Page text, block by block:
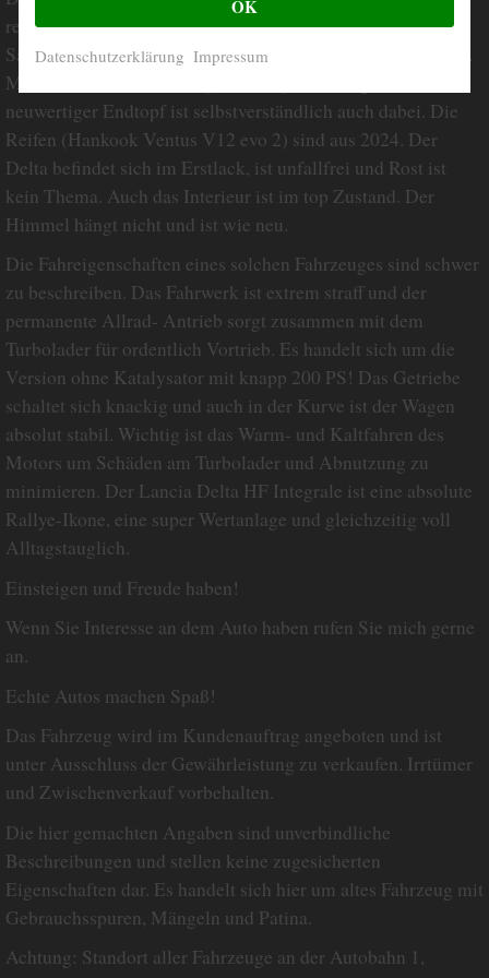
revidiert. Der Unterboden wurde mit Trockeneis gereinigt.
Sämtliche Bremsleitungen sowie der Auspuff sind auch neu.
Montiert ist zur Zeit ein Sportendtopf. Ein originaler,
neuwertiger Endtopf ist selbstverständlich auch dabei. Die
Reifen (Hankook Ventus V12 evo 2) sind aus 2024. Der
Delta befindet sich im Erstlack, ist unfallfrei und Rost ist
kein Thema. Auch das Interieur ist im top Zustand. Der
Himmel hängt nicht und ist wie neu.
Die Fahreigenschaften eines solchen Fahrzeuges sind schwer
zu beschreiben. Das Fahrwerk ist extrem straff und der
permanente Allrad- Antrieb sorgt zusammen mit dem
Turbolader für ordentlich Vortrieb. Es handelt sich um die
Version ohne Katalysator mit knapp 200 PS! Das Getriebe
schaltet sich knackig und auch in der Kurve ist der Wagen
absolut stabil. Wichtig ist das Warm- und Kaltfahren des
Motors um Schäden am Turbolader und Abnutzung zu
minimieren. Der Lancia Delta HF Integrale ist eine absolute
Rallye-Ikone, eine super Wertanlage und gleichzeitig voll
Alltagstauglich.
Einsteigen und Freude haben!
Wenn Sie Interesse an dem Auto haben rufen Sie mich gerne
an.
Echte Autos machen Spaß!
Das Fahrzeug wird im Kundenauftrag angeboten und ist
unter Ausschluss der Gewährleistung zu verkaufen. Irrtümer
und Zwischenverkauf vorbehalten.
Die hier gemachten Angaben sind unverbindliche
Beschreibungen und stellen keine zugesicherten
Eigenschaften dar. Es handelt sich hier um altes Fahrzeug mit
Gebrauchsspuren, Mängeln und Patina.
Achtung: Standort aller Fahrzeuge an der Autobahn 1,
OK
Datenschutzerklärung Impressum